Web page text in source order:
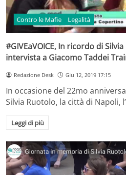
Contro le Mafie Legalità
#GIVEaVOICE, In ricordo di
intervista a Giacomo Taddei
Redazione Desk Giu 12, 2019 17:15
In occasione del 22mo
Silvia Ruotolo, la città di Napoli,
Leggi di più